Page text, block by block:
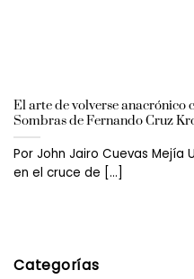
Categorías
El arte de volverse anacrónico
Sombras de Fernando Cruz
Por John Jairo Cuevas Mejía
en el cruce de [...]